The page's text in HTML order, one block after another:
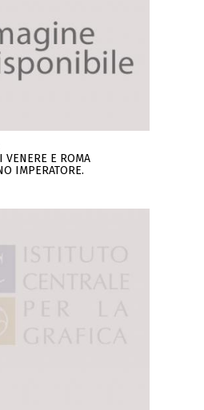
VENERE E ROMA
IMPERATORE.